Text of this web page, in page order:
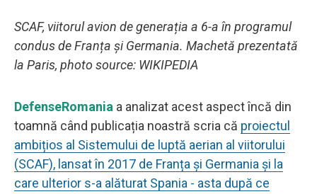
SCAF, viitorul avion de generația a 6-a în programul
condus de Franța și Germania. Machetă prezentată
la Paris, photo source: WIKIPEDIA
DefenseRomania a analizat acest aspect încă din
toamnă când publicația noastră scria că proiectul
ambițios al Sistemului de luptă aerian al viitorului
(SCAF), lansat în 2017 de Franța și Germania și la
care ulterior s-a alăturat Spania - asta după ce